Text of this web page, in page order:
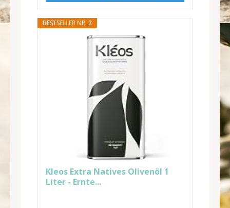
BESTSELLER NR. 2
Kleos Extra Natives Olivenöl 1
Liter - Ernte...